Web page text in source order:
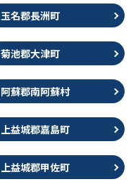
玉名郡長洲町
菊池郡大津町
阿蘇郡南阿蘇村
上益城郡嘉島町
上益城郡甲佐町